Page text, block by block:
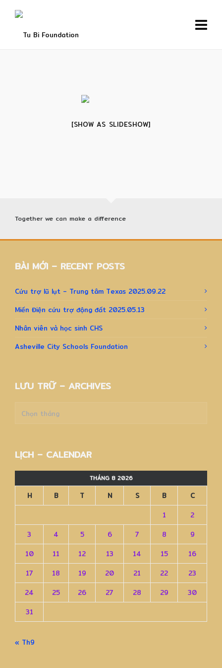
[SHOW AS SLIDESHOW]
Together we can make a difference
BÀI MỚI – RECENT POSTS
Cứu trợ lũ lụt – Trung tâm Texas 2025.09.22
Miến Điện cứu trợ động đất 2025.05.13
Nhân viên và học sinh CHS
Asheville City Schools Foundation
LƯU TRỮ – ARCHIVES
trữ
LỊCH – CALENDAR
THÁNG 8 2026
H B T N S B
C
1
2
3
4 5 6 7 8
9
10
11 12 13 14 15
16
17
18 19 20 21 22
23
24
25 26 27 28 29
30
31
« Th9